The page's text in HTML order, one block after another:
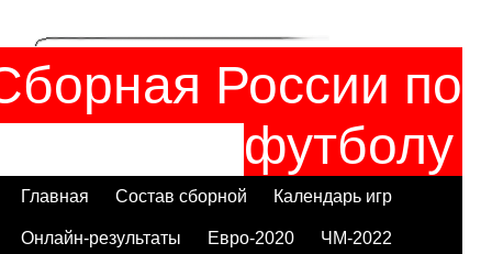
России по
футболу
Главная Состав сборной Календарь игр
Онлайн-результаты Евро-2020 ЧМ-2022